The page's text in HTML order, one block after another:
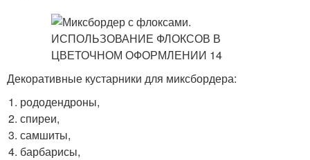
Декоративные кустарники для миксбордера:
рододендроны,
спиреи,
самшиты,
барбарисы,